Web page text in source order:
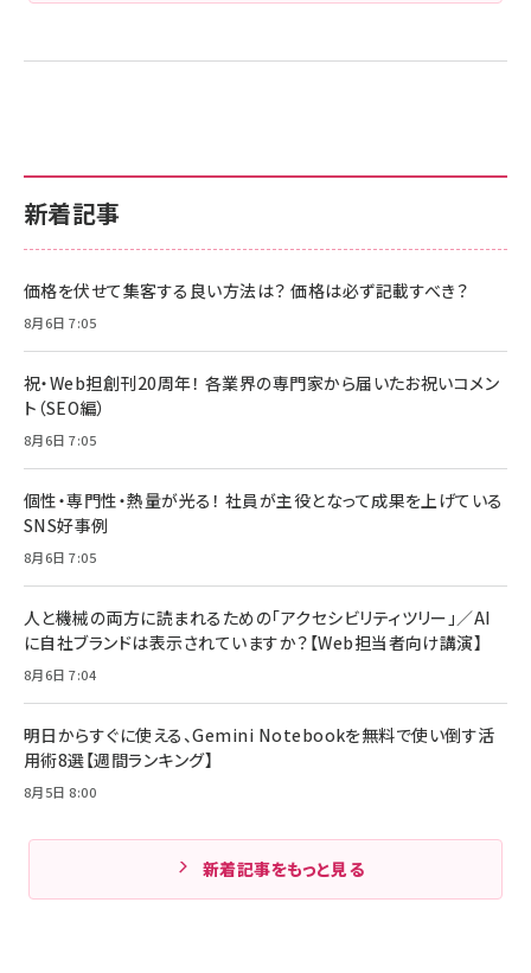
新着記事
価格を伏せて集客する良い方法は？ 価格は必ず記載すべき？
8月6日 7:05
祝・Web担創刊20周年！ 各業界の専門家から届いたお祝いコメン
ト（SEO編）
8月6日 7:05
個性・専門性・熱量が光る！ 社員が主役となって成果を上げている
SNS好事例
8月6日 7:05
人と機械の両方に読まれるための「アクセシビリティツリー」／AI
に自社ブランドは表示されていますか？【Web担当者向け講演】
8月6日 7:04
明日からすぐに使える、Gemini Notebookを無料で使い倒す活
用術8選【週間ランキング】
8月5日 8:00
新着記事をもっと見る